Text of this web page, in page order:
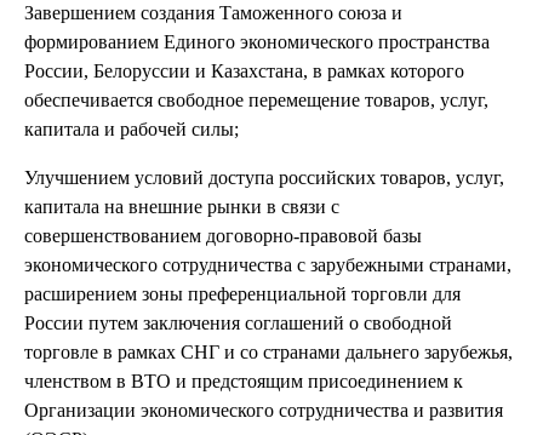
Завершением создания Таможенного союза и
формированием Единого экономического пространства
России, Белоруссии и Казахстана, в рамках которого
обеспечивается свободное перемещение товаров, услуг,
капитала и рабочей силы;
Улучшением условий доступа российских товаров, услуг,
капитала на внешние рынки в связи с
совершенствованием договорно-правовой базы
экономического сотрудничества с зарубежными странами,
расширением зоны преференциальной торговли для
России путем заключения соглашений о свободной
торговле в рамках СНГ и со странами дальнего зарубежья,
членством в ВТО и предстоящим присоединением к
Организации экономического сотрудничества и развития